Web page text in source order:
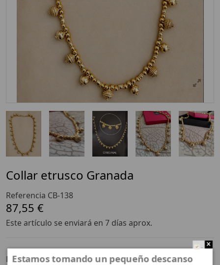
Collar etrusco Granada
Referencia CB-138
87,55 €
Este artículo se enviará en 7 días aprox.
Función
Estamos tomando un pequeño descanso